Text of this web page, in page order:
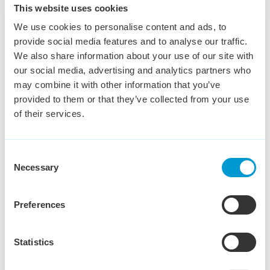
This website uses cookies
We use cookies to personalise content and ads, to
provide social media features and to analyse our traffic.
We also share information about your use of our site with
our social media, advertising and analytics partners who
may combine it with other information that you’ve
provided to them or that they’ve collected from your use
of their services.
Selection
Necessary
Preferences
Statistics
Administratief Medewerker
Debiteurenbeheer
Den Bosch € 3,200 - € 3,800 20 - 40 uur
Ben jij administratief sterk, houd je overzicht en weet je
precies hoe je openstaande facturen professioneel
opvolgt? Dan hebben wij een mooie uitdaging voor je!
Bekijk vacature
medewerker
Wil jij een sleutelrol vervullen in het soepel laten